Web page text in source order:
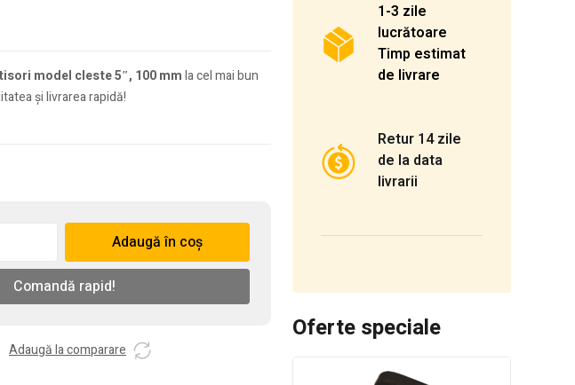
model cleste 5″, 100 mmla cel mai bun
și livrarea rapidă!
Adaugă în coș
Comandă rapid!
Adaugă la comparare
1-3 zile
lucrătoare
Timp estimat
de livrare
Retur 14 zile
de la data
livrarii
Oferte speciale